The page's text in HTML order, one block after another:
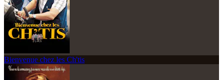
Bienvenue chez les Ch'tis